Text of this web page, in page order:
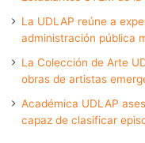
La UDLAP reúne a
administración pública
La Colección de Arte
obras de artistas
Académica UDLAP
capaz de clasificar